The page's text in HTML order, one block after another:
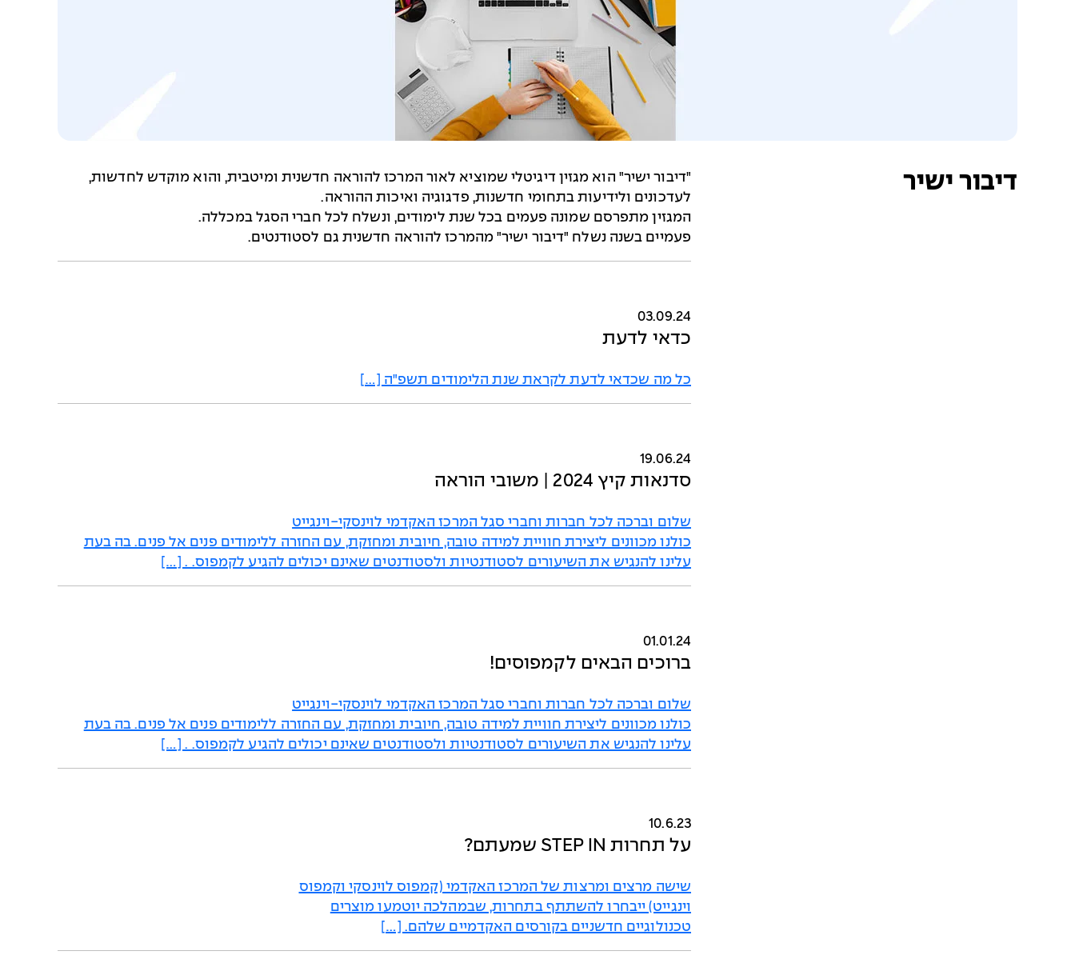
דיבור ישיר
"דיבור ישיר" הוא מגזין דיגיטלי שמוציא לאור המרכז להוראה חדשנית ומיטבית, והוא מוקדש לחדשות,
לעדכונים ולידיעות בתחומי חדשנות, פדגוגיה ואיכות ההוראה.
המגזין מתפרסם שמונה פעמים בכל שנת לימודים, ונשלח לכל חברי הסגל במכללה.
פעמיים בשנה נשלח "דיבור ישיר" מהמרכז להוראה חדשנית גם לסטודנטים.
03.09.24
כדאי לדעת
כל מה שכדאי לדעת לקראת שנת הלימודים תשפ"ה […]
19.06.24
סדנאות קיץ 2024 | משובי הוראה
שלום וברכה לכל חברות וחברי סגל המרכז האקדמי לוינסקי-וינגייט
כולנו מכוונים ליצירת חוויית למידה טובה, חיובית ומחזקת, עם החזרה ללימודים פנים אל פנים. בה בעת
עלינו להנגיש את השיעורים לסטודנטיות ולסטודנטים שאינם יכולים להגיע לקמפוס. . […]
01.01.24
ברוכים הבאים לקמפוסים!
שלום וברכה לכל חברות וחברי סגל המרכז האקדמי לוינסקי-וינגייט
כולנו מכוונים ליצירת חוויית למידה טובה, חיובית ומחזקת, עם החזרה ללימודים פנים אל פנים. בה בעת
עלינו להנגיש את השיעורים לסטודנטיות ולסטודנטים שאינם יכולים להגיע לקמפוס. . […]
10.6.23
על תחרות STEP IN שמעתם?
שישה מרצים ומרצות של המרכז האקדמי (קמפוס לוינסקי וקמפוס
וינגייט) ייבחרו להשתתף בתחרות, שבמהלכה יוטמעו מוצרים
טכנולוגיים חדשניים בקורסים האקדמיים שלהם. […]